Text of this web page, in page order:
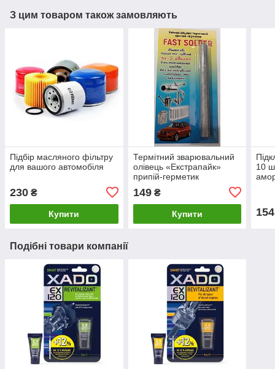
З цим товаром також замовляють
Підбір масляного фільтру
для вашого автомобіля
230 ₴
Купити
Термітний зварювальний
олівець «Екстрапайк»
припій-герметик
149₴
Купити
10
154
Подібні товари компанії